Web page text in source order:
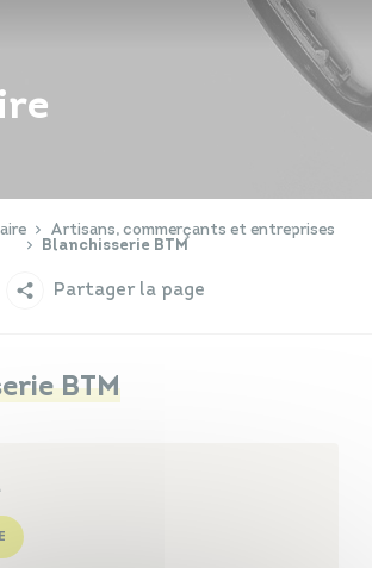
RECHERCHE
Artisans, commerçants et entreprises
Blanchisserie BTM
Partager la page
BTM